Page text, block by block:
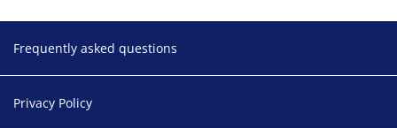
Frequently asked questions
Privacy Policy